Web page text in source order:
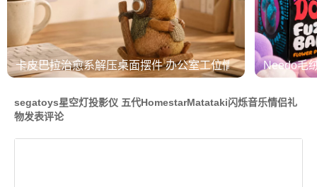
卡皮巴拉治愈系解压桌面摆件 办公室工位情绪稳定神器
Needo毛
segatoys星空灯投影仪 五代HomestarMatataki闪烁音乐情侣礼
物发表评论